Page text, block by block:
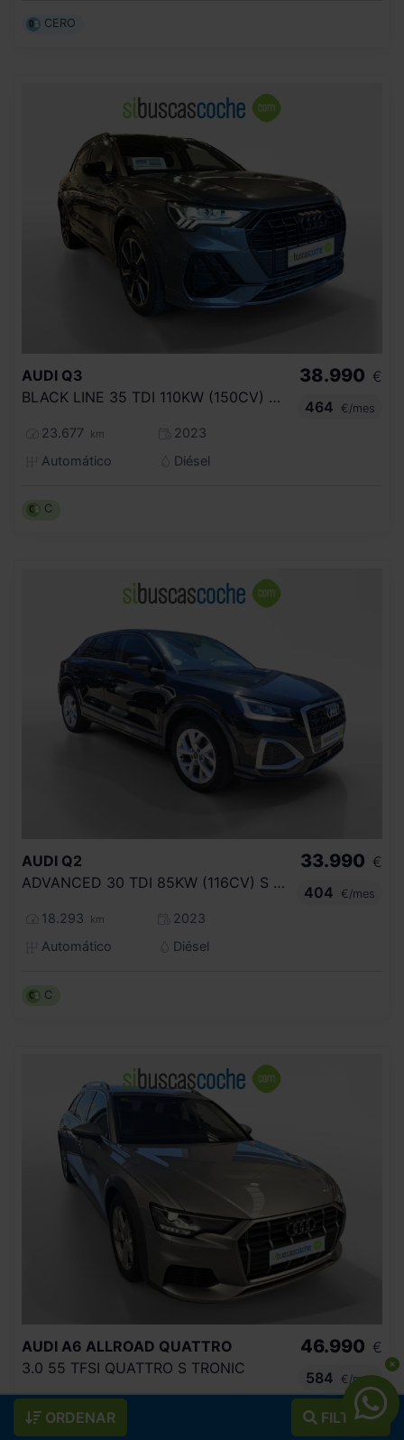
ORDENAR FILTROS
CERO
AUDI Q3
BLACK LINE 35 TDI 110KW (150CV) S TRONIC
23.677 km
2023
Automático
Diésel
38.990 €
464
€/mes
C
AUDI Q2
ADVANCED 30 TDI 85KW (116CV) S TRONIC
18.293 km
2023
Automático
Diésel
33.990 €
404
€/mes
C
AUDI A6 ALLROAD QUATTRO
3.0 55 TFSI QUATTRO S TRONIC
46.990 €
584
€/mes